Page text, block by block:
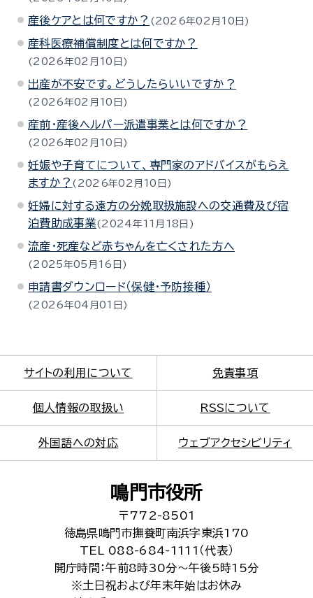
産後ケアとは何ですか？ 2026年02月10日
産科医療補償制度とは何ですか？
2026年02月10日
出産が不安です。どうしたらいいですか？
2026年02月10日
産前・産後ヘルパー派遣事業とは何ですか？
2026年02月10日
妊娠や子育てについて、専門家のアドバイスがもらえ
ますか？
2026年02月10日
妊婦に対する遠方の分娩取扱施設への交通費及び宿
泊費助成事業 2024年11月18日
流産・死産など赤ちゃんを亡くされた方へ
2025年05月16日
申請書ダウンロード（保健・予防接種）
2026年04月01日
サイトの利用について 免責事項
個人情報の取扱い RSSについて
外国語への対応 ウェブアクセシビリティ
鳴門市役所
〒772-8501
徳島県鳴門市撫養町南浜字東浜170
TEL 088-684-1111（代表）
開庁時間：午前8時30分～午後5時15分
※土日祝および年末年始はお休み